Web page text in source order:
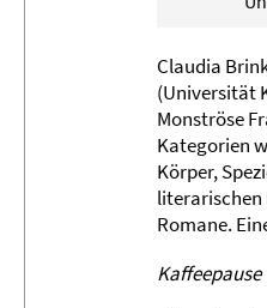
Claudia
(Universität
Monströse
Kategorien
Körper,
Romane.
Kaffeepause